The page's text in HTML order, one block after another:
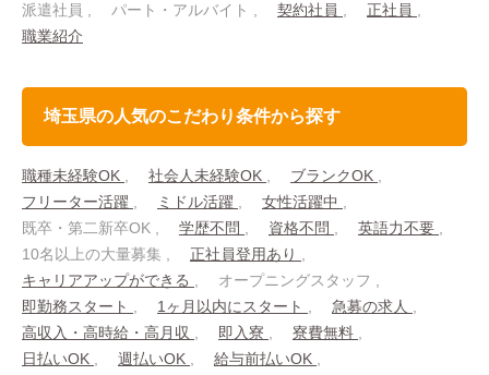
派遣社員 パート・アルバイト 契約社員
正社員
職業紹介
埼玉県の人気のこだわり条件から探す
職種未経験OK 社会人未経験OK
ブランクOK
フリーター活躍
ミドル活躍
女性活躍中
既卒・第二新卒OK
学歴不問 資格不問
英語力不要
10名以上の大量募集
正社員登用あり
キャリアアップができる
オープニングスタッフ
即勤務スタート
1ヶ月以内にスタート
急募の求人
高収入・高時給・高月収
即入寮
寮費無料
日払いOK
週払いOK
給与前払いOK